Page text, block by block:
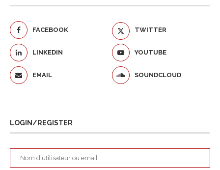
FACEBOOK TWITTER
LINKEDIN YOUTUBE
EMAIL SOUNDCLOUD
LOGIN/REGISTER